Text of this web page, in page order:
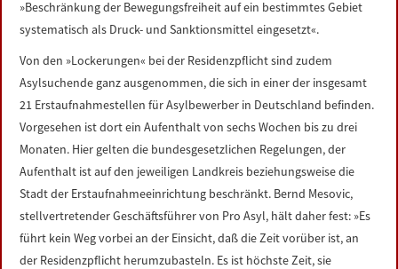
»Beschränkung der Bewegungsfreiheit auf ein bestimmtes Gebiet
systematisch als Druck- und Sanktionsmittel eingesetzt«.
Von den »Lockerungen« bei der Residenzpflicht sind zudem
Asylsuchende ganz ausgenommen, die sich in einer der insgesamt
21 Erstaufnahmestellen für Asylbewerber in Deutschland befinden.
Vorgesehen ist dort ein Aufenthalt von sechs Wochen bis zu drei
Monaten. Hier gelten die bundesgesetzlichen Regelungen, der
Aufenthalt ist auf den jeweiligen Landkreis beziehungsweise die
Stadt der Erstaufnahmeeinrichtung beschränkt. Bernd Mesovic,
stellvertretender Geschäftsführer von Pro Asyl, hält daher fest: »Es
führt kein Weg vorbei an der Einsicht, daß die Zeit vorüber ist, an
der Residenzpflicht herumzubasteln. Es ist höchste Zeit, sie